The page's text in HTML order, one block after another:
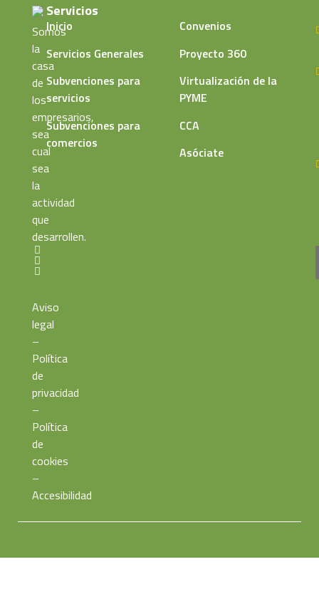
Somos
la
casa
de
los
empresarios,
sea
cual
sea
la
actividad
que
desarrollen.
Aviso
legal
–
Política
de
privacidad
–
Política
de
cookies
–
Accesibilidad
Servicios
Inicio
Servicios Generales
Subvenciones para
servicios
Subvenciones para
comercios
Convenios
Proyecto 360
Virtualización de la
PYME
CCA
Asóciate